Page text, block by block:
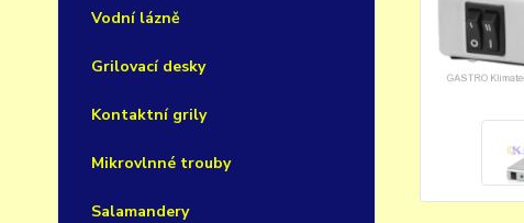
Vodní lázně
Grilovací desky
Kontaktní grily
Mikrovlnné trouby
Salamandery